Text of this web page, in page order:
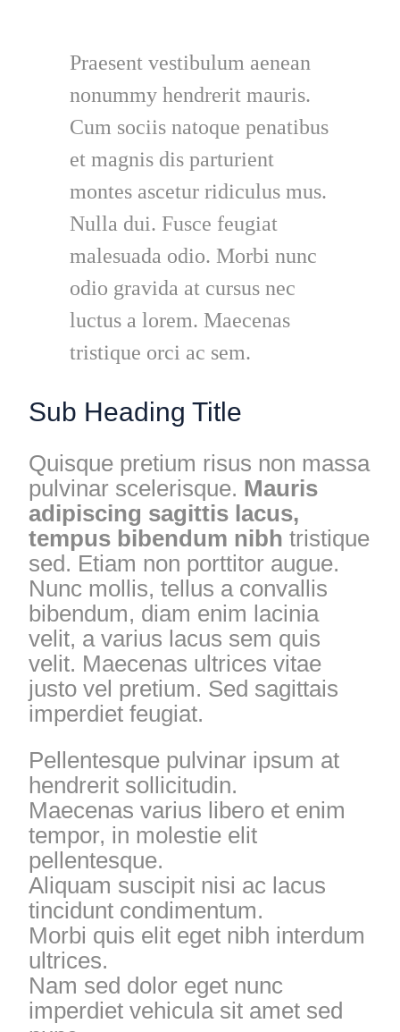
Praesent vestibulum aenean
nonummy hendrerit mauris.
Cum sociis natoque penatibus
et magnis dis parturient
montes ascetur ridiculus mus.
Nulla dui. Fusce feugiat
malesuada odio. Morbi nunc
odio gravida at cursus nec
luctus a lorem. Maecenas
tristique orci ac sem.
Sub Heading Title
Quisque pretium risus non massa
pulvinar scelerisque. Mauris
adipiscing sagittis lacus,
tempus bibendum nibh tristique
sed. Etiam non porttitor augue.
Nunc mollis, tellus a convallis
bibendum, diam enim lacinia
velit, a varius lacus sem quis
velit. Maecenas ultrices vitae
justo vel pretium. Sed sagittais
imperdiet feugiat.
Pellentesque pulvinar ipsum at
hendrerit sollicitudin.
Maecenas varius libero et enim
tempor, in molestie elit
pellentesque.
Aliquam suscipit nisi ac lacus
tincidunt condimentum.
Morbi quis elit eget nibh interdum
ultrices.
Nam sed dolor eget nunc
imperdiet vehicula sit amet sed